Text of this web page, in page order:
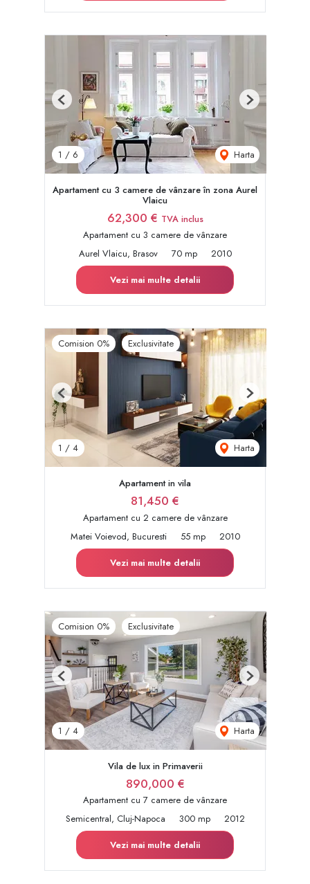
1 / 6 Harta
Previous Next
Apartament cu 3 camere de vânzare în zona Aurel
Vlaicu
62,300 € TVA inclus
Apartament cu 3 camere de vânzare
Aurel Vlaicu, Brasov
70 mp
2010
Vezi mai multe detalii
Comision 0% Exclusivitate
1 / 4 Harta
Previous Next
Apartament in vila
81,450 €
Apartament cu 2 camere de vânzare
Matei Voievod, Bucuresti
55 mp
2010
Vezi mai multe detalii
Comision 0% Exclusivitate
1 / 4 Harta
Previous Next
Vila de lux in Primaverii
890,000 €
Apartament cu 7 camere de vânzare
Semicentral, Cluj-Napoca
300 mp
2012
Vezi mai multe detalii